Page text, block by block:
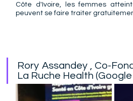
Côte d'Ivoire, les femmes
peuvent se faire traiter
Rory Assandey , Co-
La Ruche Health